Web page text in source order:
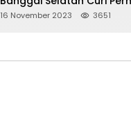
16 November 2023 3651